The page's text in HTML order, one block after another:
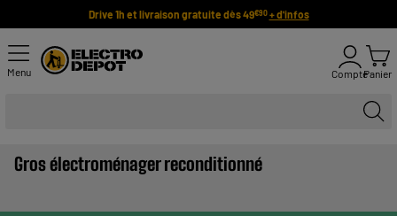
Drive 1h et livraison gratuite dès 49€90 + d'infos
Menu ComptePanier
Gros électroménager reconditionné